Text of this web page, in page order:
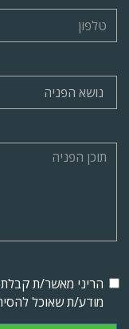
הריני מאשר/ת קבלת
מודע/ת שאוכל